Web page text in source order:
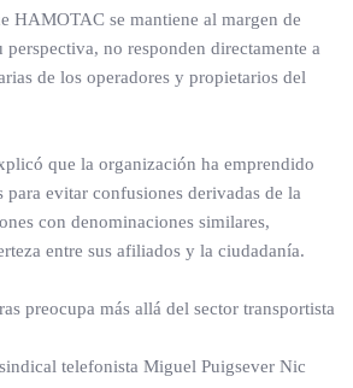
HAMOTAC se mantiene al margen de
perspectiva, no responden directamente a
de los operadores y propietarios del
que la organización ha emprendido
para evitar confusiones derivadas de la
con denominaciones similares,
entre sus afiliados y la ciudadanía.
preocupa más allá del sector transportista
telefonista Miguel Puigsever Nic